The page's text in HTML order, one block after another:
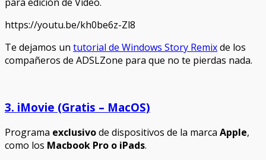
https://youtu.be/kh0be6z-Zl8
Te dejamos un tutorial de Windows Story Remixde los
compañeros de ADSLZone para que no te pierdas nada.
3. iMovie (Gratis – MacOS)
Programa exclusivode dispositivos de la marca Apple,
como los Macbook Pro o iPads.